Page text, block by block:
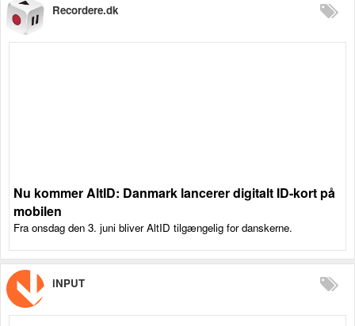
Recordere.dk
Nu kommer AltID: Danmark lancerer digitalt ID-kort på
mobilen
Fra onsdag den 3. juni bliver AltID tilgængelig for danskerne.
iNPUT